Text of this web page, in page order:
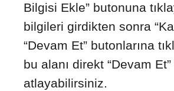
Bilgisi Ekle” butonuna
bilgileri girdikten sonra
“Devam Et” butonlarına
bu alanı direkt “Devam
atlayabilirsiniz.